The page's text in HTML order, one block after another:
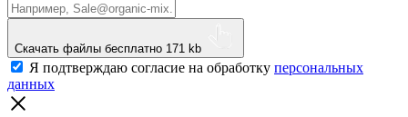
Скачать файлы бесплатно 171 kb
Я подтверждаю согласие на обработку персональных
данных